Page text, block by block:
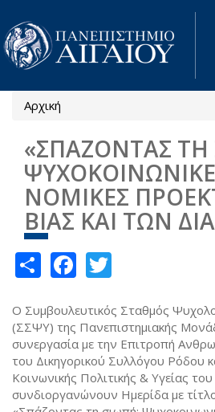
Παράκαμψη προς το κυρίως
Είστε εδώ
Αρχική
«ΣΠΑΖΟΝΤΑΣ ΤΗ
ΝΟΜΙΚΕΣ
ΒΙΑΣ ΚΑΙ ΤΩΝ
ShareFacebook
Ο Συμβουλευτικός Σταθμός
(ΣΣΨΥ) της Πανεπιστημιακής
συνεργασία με την Επιτροπή
του Δικηγορικού Συλλόγου Ρόδου
Κοινωνικής Πολιτικής & Υγείας
συνδιοργανώνουν Ημερίδα με